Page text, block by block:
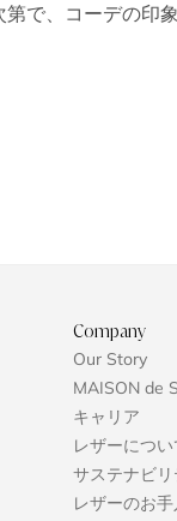
で、コーデの印
Company
Our Story
MAISON de
キャリア
レザーについ
サステナビリ
レザーのお